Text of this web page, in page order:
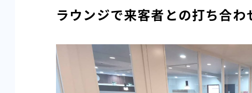
ラウンジで来客者との打ち合わ